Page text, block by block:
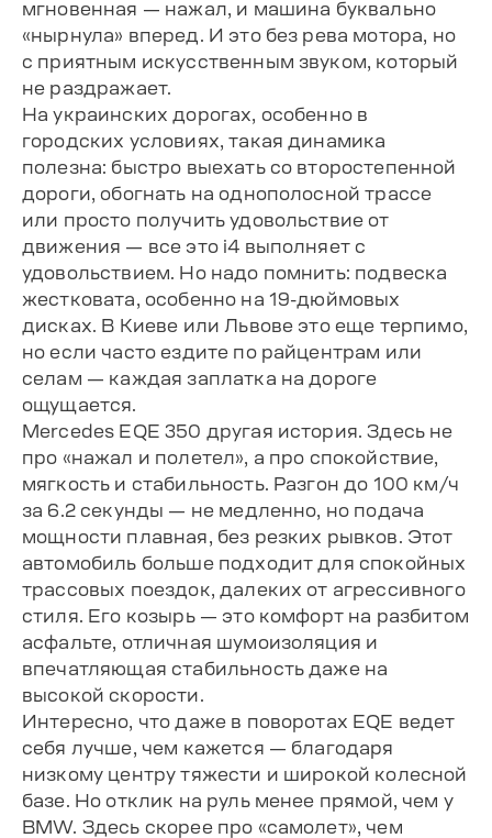
мгновенная — нажал, и машина буквально
«нырнула» вперед. И это без рева мотора, но
с приятным искусственным звуком, который
не раздражает.
На украинских дорогах, особенно в
городских условиях, такая динамика
полезна: быстро выехать со второстепенной
дороги, обогнать на однополосной трассе
или просто получить удовольствие от
движения — все это i4 выполняет с
удовольствием. Но надо помнить: подвеска
жестковата, особенно на 19-дюймовых
дисках. В Киеве или Львове это еще терпимо,
но если часто ездите по райцентрам или
селам — каждая заплатка на дороге
ощущается.
Mercedes EQE 350 другая история. Здесь не
про «нажал и полетел», а про спокойствие,
мягкость и стабильность. Разгон до 100 км/ч
за 6.2 секунды — не медленно, но подача
мощности плавная, без резких рывков. Этот
автомобиль больше подходит для спокойных
трассовых поездок, далеких от агрессивного
стиля. Его козырь — это комфорт на разбитом
асфальте, отличная шумоизоляция и
впечатляющая стабильность даже на
высокой скорости.
Интересно, что даже в поворотах EQE ведет
себя лучше, чем кажется — благодаря
низкому центру тяжести и широкой колесной
базе. Но отклик на руль менее прямой, чем у
BMW. Здесь скорее про «самолет», чем